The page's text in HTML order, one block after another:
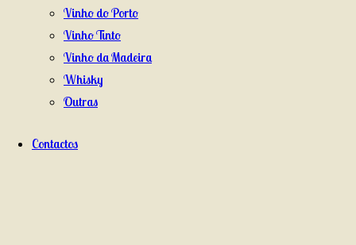
Vinho do Porto
Vinho Tinto
Vinho da Madeira
Whisky
Outras
Contactos